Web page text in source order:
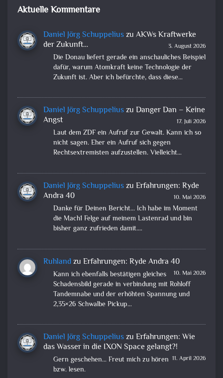
Aktuelle Kommentare
Daniel Jörg Schuppeliuszu AKWs Kraftwerke
der Zukunft…
3. August 2026
Die Donau liefert gerade ein anschauliches Beispiel
dafür, warum Atomkraft keine Technologie der
Zukunft ist. Aber ich befürchte, dass diese…
Daniel Jörg Schuppeliuszu Danger Dan – Keine
Angst
17. Juli 2026
Laut dem ZDF ein Aufruf zur Gewalt. Kann ich so
nicht sagen. Eher ein Aufruf sich gegen
Rechtsextremisten aufzustellen. Vielleicht…
Daniel Jörg Schuppeliuszu Erfahrungen: Ryde
Andra 40
10. Mai 2026
Danke für Deinen Bericht... Ich habe im Moment
die Mach1 Felge auf meinem Lastenrad und bin
bisher ganz zufrieden damit.…
Ruhlandzu Erfahrungen: Ryde Andra 40
10. Mai 2026
Kann ich ebenfalls bestätigen gleiches
Schadensbild gerade in verbindung mit Rohloff
Tandemnabe und der erhöhten Spannung und
2,35×26 Schwalbe Pickup…
Daniel Jörg Schuppeliuszu Erfahrungen: Wie
das Wasser in die IXON Space gelangt?!
11. April 2026
Gern geschehen... Freut mich zu hören
bzw. lesen.